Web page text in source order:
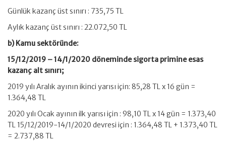
Günlük kazanç üst sınırı : 735,75 TL
Aylık kazanç üst sınırı : 22.072,50 TL
b) Kamu sektöründe:
15/12/2019 – 14/1/2020 döneminde sigorta primine esas
kazanç alt sınırı;
2019 yılı Aralık ayının ikinci yarısı için: 85,28 TL x 16 gün =
1.364,48 TL
2020 yılı Ocak ayının ilk yarısı için : 98,10 TL x 14 gün = 1.373,40
TL 15/12/2019-14/1/2020 devresi için : 1.364,48 TL + 1.373,40 TL
= 2.737,88 TL